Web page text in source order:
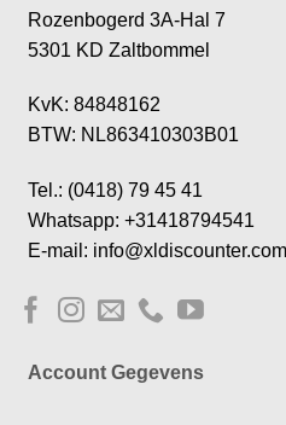
Rozenbogerd 3A-Hal 7
5301 KD Zaltbommel
KvK: 84848162
BTW: NL863410303B01
Tel.: (0418) 79 45 41
Whatsapp: +31418794541
E-mail: info@xldiscounter.com
Account Gegevens